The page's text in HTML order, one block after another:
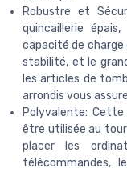
Robustre et
quincaillerie
capacité de
stabilité, et le
les articles de
arrondis vous
Polyvalente:
être utilisée au
placer les